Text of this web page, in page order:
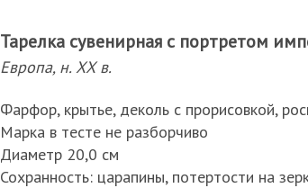
Тарелка сувенирная с портретом
Европа, н. ХХ в.
Фарфор, крытье, деколь с прорисовкой,
Марка в тесте не разборчиво
Диаметр 20,0 см
Сохранность: царапины, потертости на